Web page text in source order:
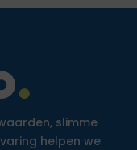
slimme
helpen we